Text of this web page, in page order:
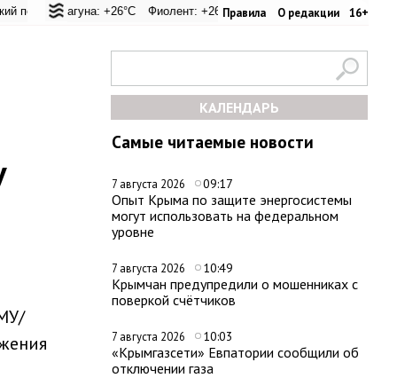
Правила О редакции 16+
Лагуна: +26°C Фиолент: +26.5°C Казачья бухта: +26.4°C
+20.6°C Евпатория: +26.2°C Керчь: +33.4°C Никитский сад:
КАЛЕНДАРЬ
Самые читаемые новости
7 августа 2026 09:17
Опыт Крыма по защите энергосистемы
могут использовать на федеральном
уровне
7 августа 2026 10:49
Крымчан предупредили о мошенниках с
поверкой счётчиков
7 августа 2026 10:03
«Крымгазсети» Евпатории сообщили об
отключении газа